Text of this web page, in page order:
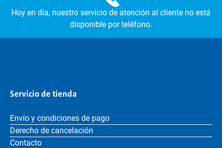
Hoy en día, nuestro servicio de atención al cliente no está
disponible por teléfono.
Servicio de tienda
Envío y condiciones de pago
Derecho de cancelación
Contacto